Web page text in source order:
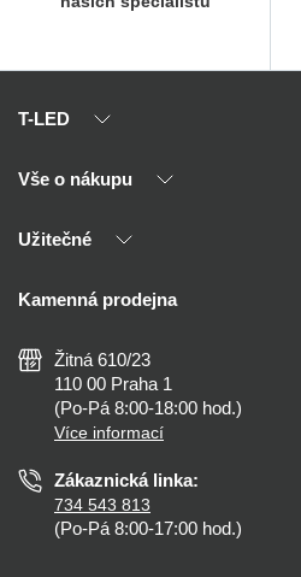
T-LED
O nás
Kontakty
Vše o nákupu
Výhody T-LED
Montáž
Nejčastější dotazy
Než koupíte
Osvětlení dle místnosti
Užitečné
Reklamace a vrácení
Zásady ochrany soukromí
Nastavení cookies
Prohlášení o přístupnosti
Kamenná prodejna
Žitná 610/23
110 00 Praha 1
(Po-Pá 8:00-18:00 hod.)
Více informací
Zákaznická linka:
734 543 813
(Po-Pá 8:00-17:00 hod.)